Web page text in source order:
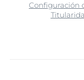
Configuración